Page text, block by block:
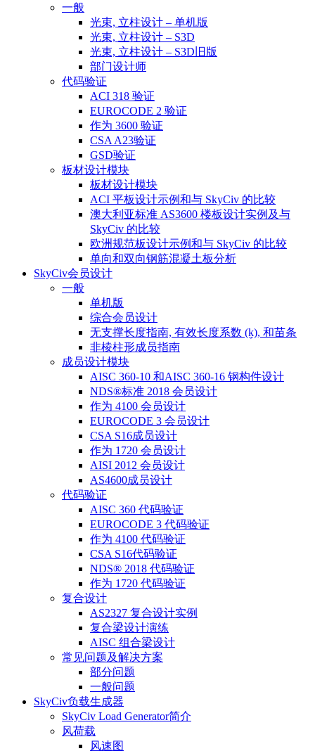
一般
光束, 立柱设计 – 单机版
光束, 立柱设计 – S3D
光束, 立柱设计 – S3D旧版
部门设计师
代码验证
ACI 318 验证
EUROCODE 2 验证
作为 3600 验证
CSA A23验证
GSD验证
板材设计模块
板材设计模块
ACI 平板设计示例和与 SkyCiv 的比较
澳大利亚标准 AS3600 楼板设计实例及与
SkyCiv 的比较
欧洲规范板设计示例和与 SkyCiv 的比较
单向和双向钢筋混凝土板分析
SkyCiv会员设计
一般
单机版
综合会员设计
无支撑长度指南, 有效长度系数 (ķ), 和苗条
非棱柱形成员指南
成员设计模块
AISC 360-10 和AISC 360-16 钢构件设计
NDS®标准 2018 会员设计
作为 4100 会员设计
EUROCODE 3 会员设计
CSA S16成员设计
作为 1720 会员设计
AISI 2012 会员设计
AS4600成员设计
代码验证
AISC 360 代码验证
EUROCODE 3 代码验证
作为 4100 代码验证
CSA S16代码验证
NDS® 2018 代码验证
作为 1720 代码验证
复合设计
AS2327 复合设计实例
复合梁设计演练
AISC 组合梁设计
常见问题及解决方案
部分问题
一般问题
SkyCiv负载生成器
SkyCiv Load Generator简介
风荷载
风速图